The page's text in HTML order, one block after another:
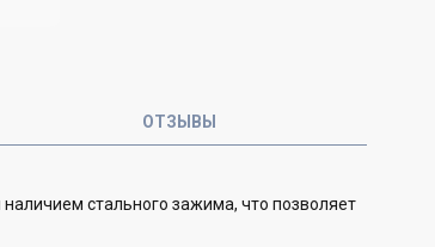
ОТЗЫВЫ
стального зажима, что позволяет